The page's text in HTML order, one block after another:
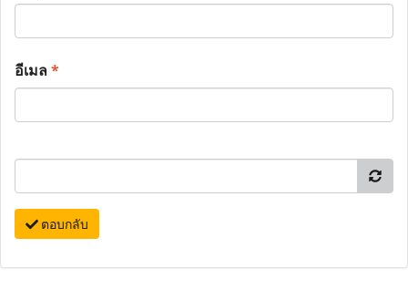
อีเมล*
ตอบกลับ